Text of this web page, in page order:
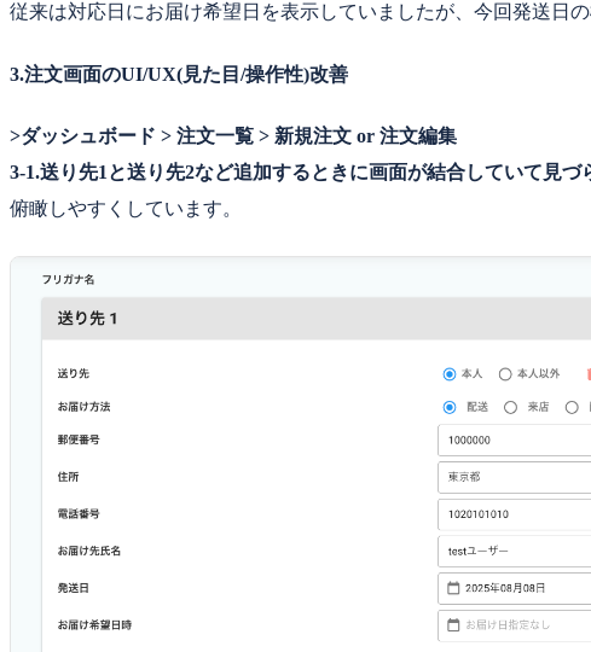
従来は対応日にお届け希望日を表示していましたが、今回発送日
3.注文画面のUI/UX(見た目/操作性)改善
>ダッシュボード > 注文一覧 > 新規注文 or 注文編集
3-1.送り先1と送り先2など追加するときに画面が結合していて見づ
俯瞰しやすくしています。